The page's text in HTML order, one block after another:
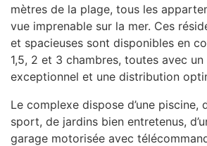
mètres de la plage, tous les
vue imprenable sur la mer. Ces
et spacieuses sont disponibles en
1,5, 2 et 3 chambres, toutes avec un
exceptionnel et une distribution
Le complexe dispose d’une piscine,
sport, de jardins bien entretenus,
garage motorisée avec